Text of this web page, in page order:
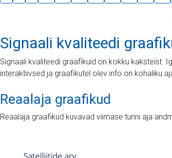
Signaali kvaliteedi
Signaali kvaliteedi graafikuid on kokku kaksteist.
interaktiivsed ja graafikutel olev info on kohaliku
Reaalaja graafikud
Reaalaja graafikud kuvavad viimase tunni aja